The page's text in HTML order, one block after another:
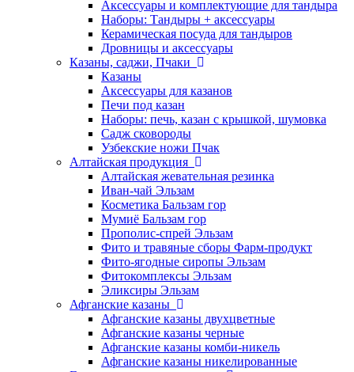
Аксессуары и комплектующие для тандыра
Наборы: Тандыры + аксессуары
Керамическая посуда для тандыров
Дровницы и аксессуары
Казаны, саджи, Пчаки
Казаны
Аксессуары для казанов
Печи под казан
Наборы: печь, казан с крышкой, шумовка
Садж сковороды
Узбекские ножи Пчак
Алтайская продукция
Алтайская жевательная резинка
Иван-чай Эльзам
Косметика Бальзам гор
Мумиё Бальзам гор
Прополис-спрей Эльзам
Фито и травяные сборы Фарм-продукт
Фито-ягодные сиропы Эльзам
Фитокомплексы Эльзам
Эликсиры Эльзам
Афганские казаны
Афганские казаны двухцветные
Афганские казаны черные
Афганские казаны комби-никель
Афганские казаны никелированные